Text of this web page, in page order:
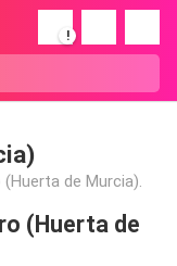
!
de Murcia).
(Huerta de